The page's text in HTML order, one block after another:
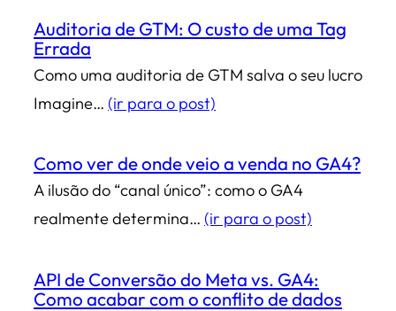
Auditoria de GTM: O custo de uma Tag
Errada
Como uma auditoria de GTM salva o seu lucro
Imagine… (ir para o post)
Como ver de onde veio a venda no GA4?
A ilusão do “canal único”: como o GA4
realmente determina… (ir para o post)
API de Conversão do Meta vs. GA4:
Como acabar com o conflito de dados